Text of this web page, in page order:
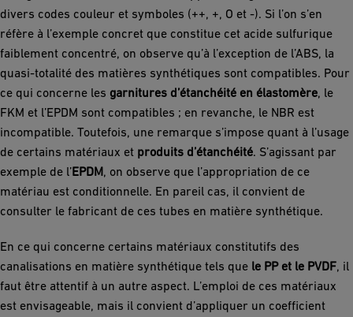
divers codes couleur et symboles (++, +, O et -). Si l’on s’en
réfère à l’exemple concret que constitue cet acide sulfurique
faiblement concentré, on observe qu’à l’exception de l’ABS, la
quasi-totalité des matières synthétiques sont compatibles. Pour
ce qui concerne les garnitures d’étanchéité en élastomère, le
FKM et l’EPDM sont compatibles ; en revanche, le NBR est
incompatible. Toutefois, une remarque s’impose quant à l’usage
de certains matériaux et produits d’étanchéité. S’agissant par
exemple de l’EPDM, on observe que l’appropriation de ce
matériau est conditionnelle. En pareil cas, il convient de
consulter le fabricant de ces tubes en matière synthétique.
En ce qui concerne certains matériaux constitutifs des
canalisations en matière synthétique tels que le PP et le PVDF, il
faut être attentif à un autre aspect. L’emploi de ces matériaux
est envisageable, mais il convient d’appliquer un coefficient